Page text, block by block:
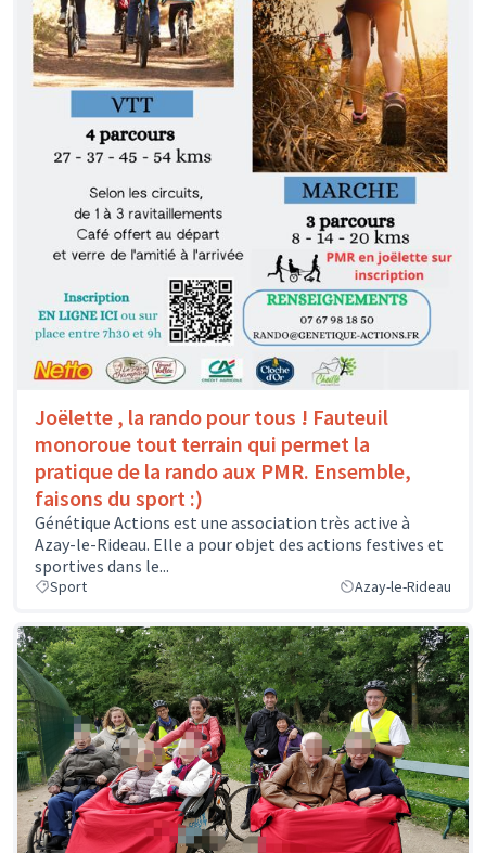
Joëlette , la rando pour tous ! Fauteuil
monoroue tout terrain qui permet la
pratique de la rando aux PMR. Ensemble,
faisons du sport :)
Génétique Actions est une association très active à
Azay-le-Rideau. Elle a pour objet des actions festives et
sportives dans le...
Sport Azay-le-Rideau